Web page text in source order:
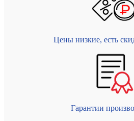
Цены низкие, есть
Гарантии